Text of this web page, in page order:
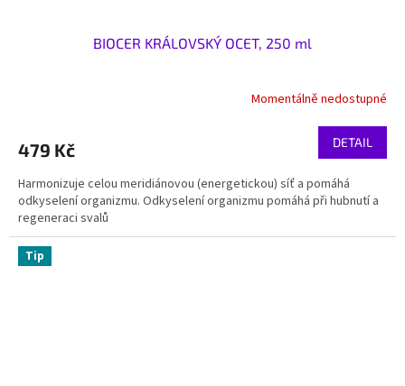
BIOCER KRÁLOVSKÝ OCET, 250 ml
Momentálně nedostupné
479 Kč DETAIL
Harmonizuje celou meridiánovou (energetickou) síť a pomáhá
odkyselení organizmu. Odkyselení organizmu pomáhá při hubnutí a
regeneraci svalů
Tip